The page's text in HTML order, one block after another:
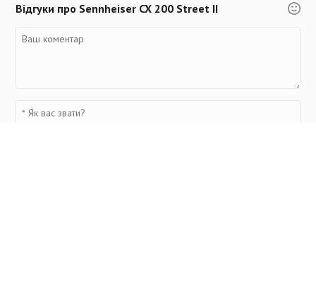
Відгуки про Sennheiser CX 200 Street II